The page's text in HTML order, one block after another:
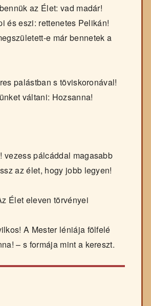
az Élet: vad madár!
és eszi: rettenetes Pelikán!
e már bennetek a
palástban s töviskoronával!
váltani: Hozsanna!
vezess pálcáddal magasabb
az élet, hogy jobb legyen!
Élet eleven törvényei
A Mester léniája fölfelé
– s formája mint a kereszt.